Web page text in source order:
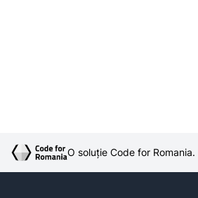
O soluție Code for Romania.